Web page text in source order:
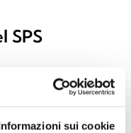
sui cookie
SPS